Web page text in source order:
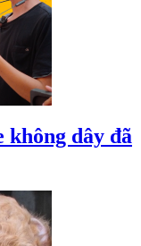
không dây đã